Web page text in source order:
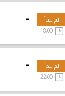
- لم تبدأ
18:00
- لم تبدأ